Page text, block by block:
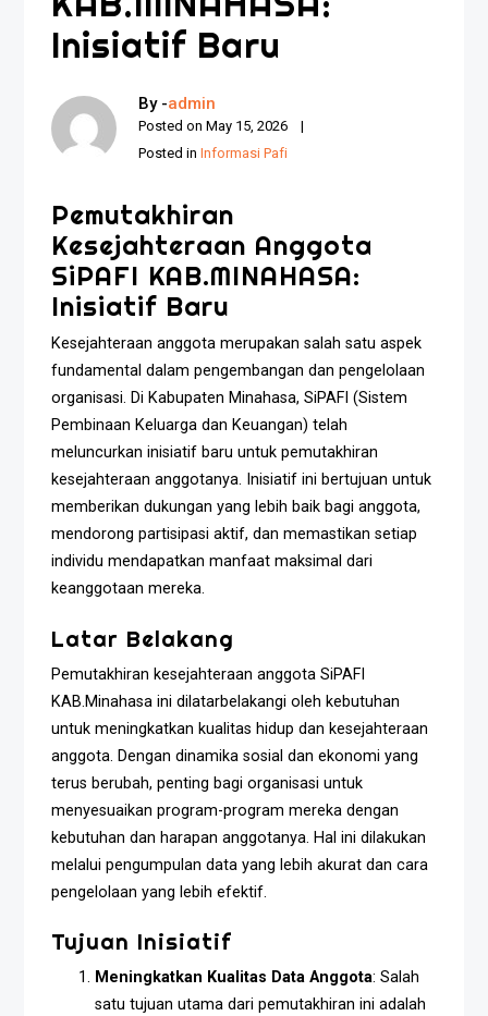
Inisiatif Baru
By -admin
Posted onMay 15, 2026
Posted inInformasi Pafi
Pemutakhiran
Kesejahteraan Anggota
SiPAFI KAB.MINAHASA:
Inisiatif Baru
Kesejahteraan anggota merupakan salah satu aspek
fundamental dalam pengembangan dan pengelolaan
organisasi. Di Kabupaten Minahasa, SiPAFI (Sistem
Pembinaan Keluarga dan Keuangan) telah
meluncurkan inisiatif baru untuk pemutakhiran
kesejahteraan anggotanya. Inisiatif ini bertujuan untuk
memberikan dukungan yang lebih baik bagi anggota,
mendorong partisipasi aktif, dan memastikan setiap
individu mendapatkan manfaat maksimal dari
keanggotaan mereka.
Latar Belakang
Pemutakhiran kesejahteraan anggota SiPAFI
KAB.Minahasa ini dilatarbelakangi oleh kebutuhan
untuk meningkatkan kualitas hidup dan kesejahteraan
anggota. Dengan dinamika sosial dan ekonomi yang
terus berubah, penting bagi organisasi untuk
menyesuaikan program-program mereka dengan
kebutuhan dan harapan anggotanya. Hal ini dilakukan
melalui pengumpulan data yang lebih akurat dan cara
pengelolaan yang lebih efektif.
Tujuan Inisiatif
Meningkatkan Kualitas Data Anggota: Salah
satu tujuan utama dari pemutakhiran ini adalah